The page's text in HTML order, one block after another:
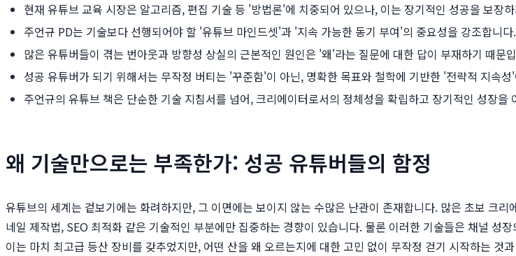
현재 유튜브 교육 시장은 알고리즘, 편집 기술 등 '방법론'에 치중되어 있으나, 이는 장기적인 성공을 보장
주언규 PD는 기술보다 선행되어야 할 '유튜브 마인드셋'과 '지속 가능한 동기 부여'의 중요성을 강조합니다.
많은 유튜버들이 겪는 번아웃과 방향성 상실의 근본적인 원인은 '왜'라는 질문에 대한 답이 부재하기 때문
성공 유튜버가 되기 위해서는 무작정 버티는 '꾸준함'이 아닌, 명확한 목표와 철학에 기반한 '전략적 지속
주언규의 유튜브 책은 단순한 기술 지침서를 넘어, 크리에이터로서의 정체성을 확립하고 장기적인 성장을
왜 기술만으로는 부족한가: 성공 유튜버들의 함정
유튜브의 세계는 겉보기에는 화려하지만, 그 이면에는 보이지 않는 수많은 난관이 존재합니다. 많은 초보 크
네일 제작법, SEO 최적화 같은 기술적인 부분에만 집중하는 경향이 있습니다. 물론 이러한 기술들은 채널 성
이는 마치 최고급 등산 장비를 갖추었지만, 어떤 산을 왜 오르는지에 대한 고민 없이 무작정 걷기 시작하는 것